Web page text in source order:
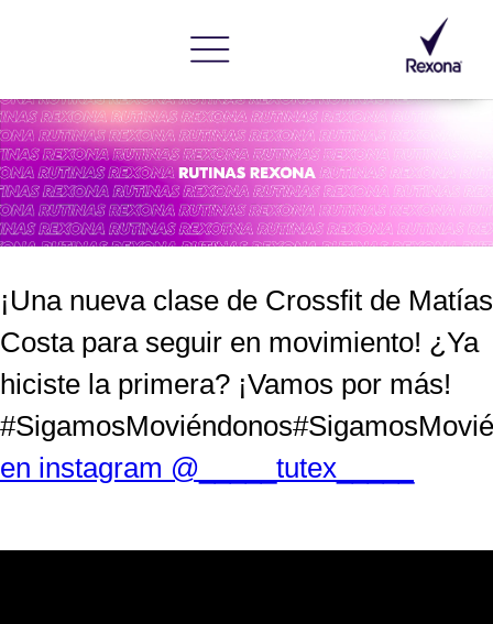
¡Una nueva clase de Crossfit de Matías
Costa para seguir en movimiento! ¿Ya
hiciste la primera? ¡Vamos por más!
en instagram @_____tutex_____